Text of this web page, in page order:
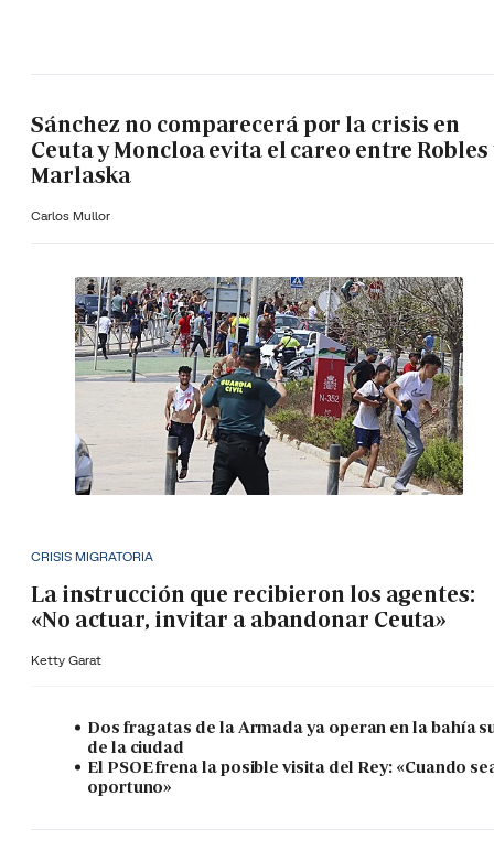
Sánchez no comparecerá por la crisis en
Ceuta y Moncloa evita el careo entre Robles
Marlaska
Carlos Mullor
CRISIS MIGRATORIA
La instrucción que recibieron los agentes:
«No actuar, invitar a abandonar Ceuta»
Ketty Garat
Dos fragatas de la Armada ya operan en la bahía
de la ciudad
El PSOE frena la posible visita del Rey: «Cuando
oportuno»